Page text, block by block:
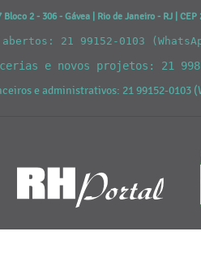
2 - 306 - Gávea | Rio de Janeiro - RJ |
21 99152-0103
e novos projetos: 21
e administrativos: 21 99152-0103